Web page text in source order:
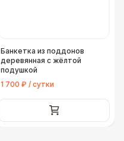
Банкетка из поддонов
деревянная с жёлтой
подушкой
1 700 ₽ / сутки